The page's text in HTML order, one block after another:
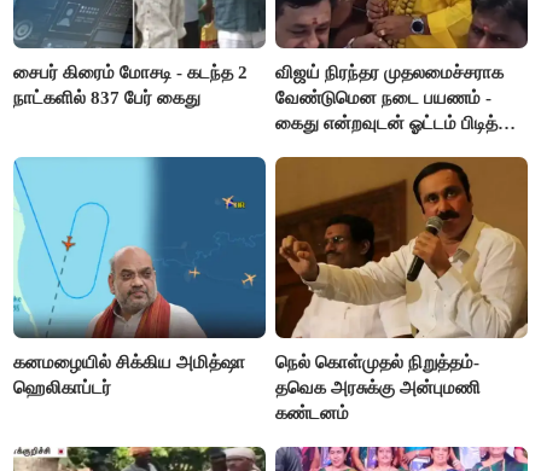
சைபர் கிரைம் மோசடி - கடந்த 2
நாட்களில் 837 பேர் கைது
விஜய் நிரந்தர முதலமைச்சராக
வேண்டுமென நடை பயணம் -
கைது என்றவுடன் ஓட்டம் பிடித்த
கனமழையில் சிக்கிய அமித்ஷா
ஹெலிகாப்டர்
நெல் கொள்முதல் நிறுத்தம்-
தவெக அரசுக்கு அன்புமணி
கண்டனம்